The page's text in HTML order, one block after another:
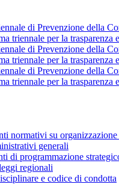
di Prevenzione della
triennale per la trasparenza
di Prevenzione della
triennale per la trasparenza
di Prevenzione della
triennale per la trasparenza
normativi su organizzazione
generali
di programmazione
regionali
e codice di condotta